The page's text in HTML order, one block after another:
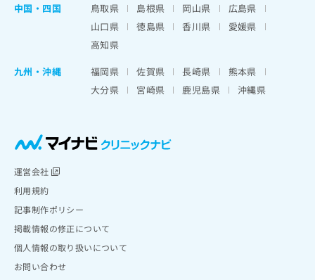
中国・四国
鳥取県 島根県 岡山県
広島県
山口県
徳島県 香川県
愛媛県
高知県
九州・沖縄
福岡県 佐賀県 長崎県
熊本県
大分県
宮崎県 鹿児島県 沖縄県
運営会社
利用規約
記事制作ポリシー
掲載情報の修正について
個人情報の取り扱いについて
お問い合わせ